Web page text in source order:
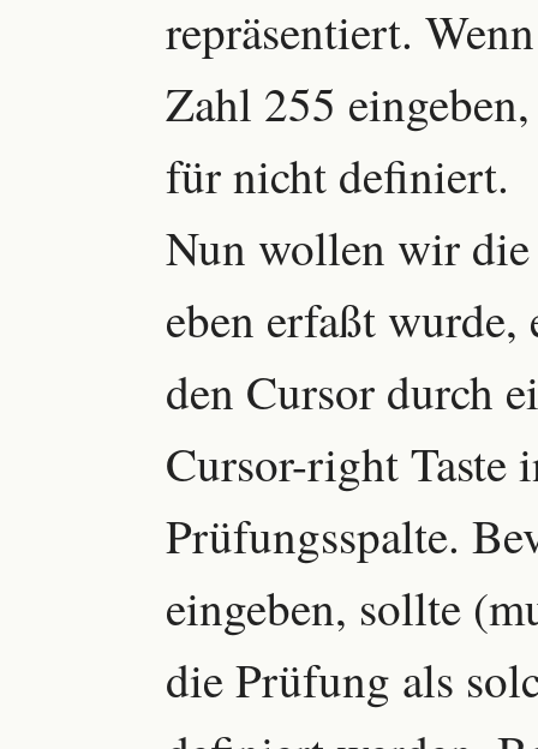
repräsentiert.
Zahl 255
für nicht definiert.
Nun wollen wir die
eben erfaßt wurde,
den Cursor durch
Cursor-right Taste
Prüfungsspalte.
eingeben, sollte
die Prüfung als